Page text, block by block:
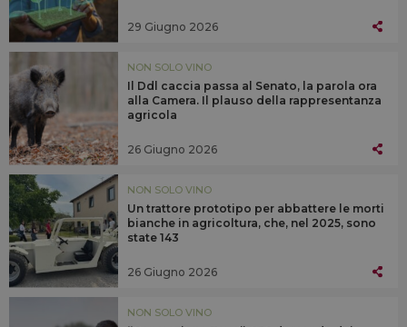
29 Giugno 2026
NON SOLO VINO
Il Ddl caccia passa al Senato, la parola ora
alla Camera. Il plauso della rappresentanza
agricola
26 Giugno 2026
NON SOLO VINO
Un trattore prototipo per abbattere le morti
bianche in agricoltura, che, nel 2025, sono
state 143
26 Giugno 2026
NON SOLO VINO